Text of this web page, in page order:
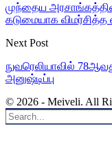
முந்தைய
கடுமையாக விமர்சித்த
Next Post
நுவரெலியாவில்
அனுஷ்டிப்பு
© 2026 - Meiveli. All